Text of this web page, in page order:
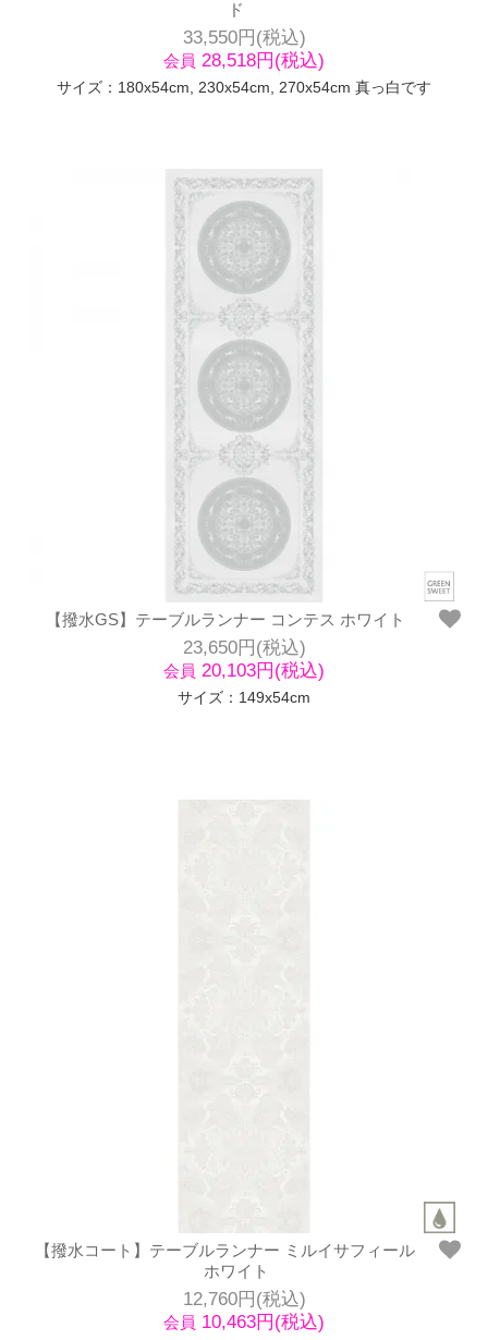
ド
33,550円(税込)
会員 28,518円(税込)
サイズ：180x54cm, 230x54cm, 270x54cm 真っ白です
【撥水GS】テーブルランナー コンテス ホワイト
23,650円(税込)
会員 20,103円(税込)
サイズ：149x54cm
【撥水コート】テーブルランナー ミルイサフィール
ホワイト
12,760円(税込)
会員 10,463円(税込)